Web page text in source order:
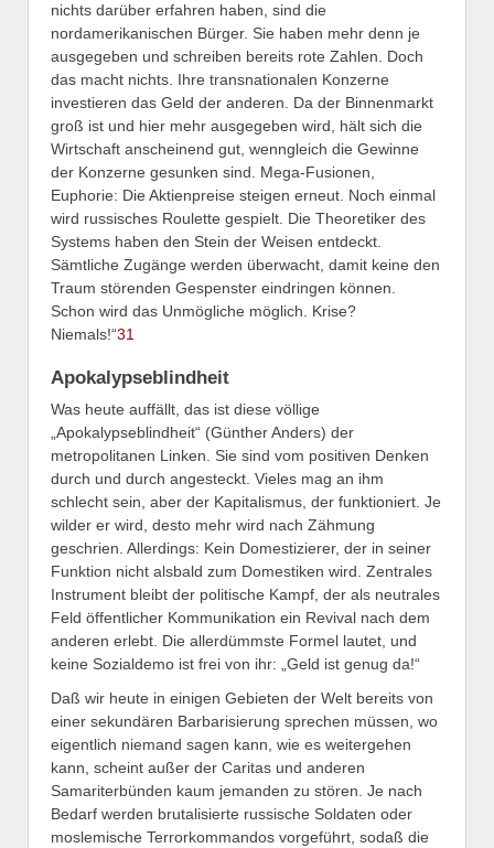
nichts darüber erfahren haben, sind die
nordamerikanischen Bürger. Sie haben mehr denn je
ausgegeben und schreiben bereits rote Zahlen. Doch
das macht nichts. Ihre transnationalen Konzerne
investieren das Geld der anderen. Da der Binnenmarkt
groß ist und hier mehr ausgegeben wird, hält sich die
Wirtschaft anscheinend gut, wenngleich die Gewinne
der Konzerne gesunken sind. Mega-Fusionen,
Euphorie: Die Aktienpreise steigen erneut. Noch einmal
wird russisches Roulette gespielt. Die Theoretiker des
Systems haben den Stein der Weisen entdeckt.
Sämtliche Zugänge werden überwacht, damit keine den
Traum störenden Gespenster eindringen können.
Schon wird das Unmögliche möglich. Krise?
Niemals!“31
Apokalypseblindheit
Was heute auffällt, das ist diese völlige
„Apokalypseblindheit“ (Günther Anders) der
metropolitanen Linken. Sie sind vom positiven Denken
durch und durch angesteckt. Vieles mag an ihm
schlecht sein, aber der Kapitalismus, der funktioniert. Je
wilder er wird, desto mehr wird nach Zähmung
geschrien. Allerdings: Kein Domestizierer, der in seiner
Funktion nicht alsbald zum Domestiken wird. Zentrales
Instrument bleibt der politische Kampf, der als neutrales
Feld öffentlicher Kommunikation ein Revival nach dem
anderen erlebt. Die allerdümmste Formel lautet, und
keine Sozialdemo ist frei von ihr: „Geld ist genug da!“
Daß wir heute in einigen Gebieten der Welt bereits von
einer sekundären Barbarisierung sprechen müssen, wo
eigentlich niemand sagen kann, wie es weitergehen
kann, scheint außer der Caritas und anderen
Samariterbünden kaum jemanden zu stören. Je nach
Bedarf werden brutalisierte russische Soldaten oder
moslemische Terrorkommandos vorgeführt, sodaß die